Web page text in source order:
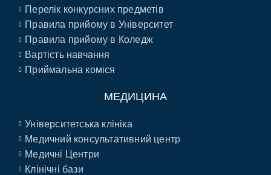
Перелік конкурсних предметів
Правила прийому в Університет
Правила прийому в Коледж
Вартість навчання
Приймальна коміся
МЕДИЦИНА
Університетська клініка
Медичний консультативний центр
Медичні Центри
Клінічні бази